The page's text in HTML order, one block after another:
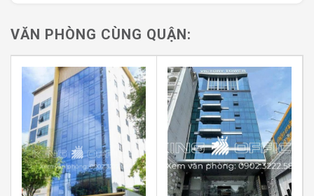
và hài hòa với không gian đô thị. Cấu trúc bao gồm:
4 tầng hầm để xe rộng rãi, đáp ứng nhu cầu gửi xe
của cả nhân viên và khách đến làm việc
1 tầng trệt làm khu vực lễ tân, sảnh tiếp khách và
showroom nếu doanh nghiệp có nhu cầu
12 tầng cao dành cho văn phòng với diện tích linh
hoạt từ 100m2 đến 600m2
Tòa nhà sử dụng vật liệu cao cấp với kính xanh cách
nhiệt kết hợp cùng hệ thống đèn chiếu sáng hiện đại,
VĂN PHÒNG CÙNG QUẬN: